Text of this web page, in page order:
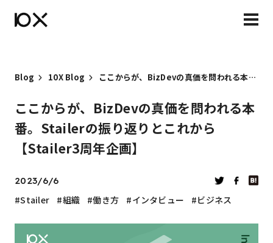
Blog 10X Blog ここからが、BizDevの真価を問われる本番。Stailerの振り返りとこれから【Stailer3周年企画】
ここからが、BizDevの真価を問われる本
番。Stailerの振り返りとこれから
【Stailer3周年企画】
2023/6/6
Stailer 組織 働き方 インタビュー ビジネス